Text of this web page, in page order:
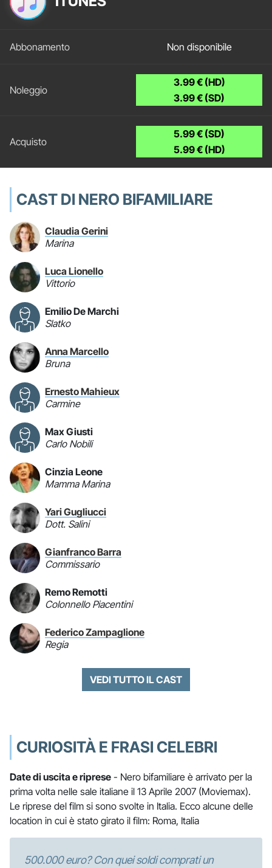
Non disponibile
3.99 € (HD)
3.99 € (SD)
5.99 € (SD)
5.99 € (HD)
CAST DI NERO BIFAMILIARE
Claudia Gerini
Marina
Luca Lionello
Vittorio
Emilio De Marchi
Slatko
Anna Marcello
Bruna
Ernesto Mahieux
Carmine
Max Giusti
Carlo Nobili
Cinzia Leone
Mamma Marina
Yari Gugliucci
Dott. Salini
Gianfranco Barra
Commissario
Remo Remotti
Colonnello Piacentini
Federico Zampaglione
Regia
VEDI TUTTO IL CAST
CURIOSITÀ E FRASI CELEBRI
Date di uscita e riprese - Nero bifamiliare è arrivato per la
prima volta nelle sale italiane il 13 Aprile 2007 (Moviemax).
Le riprese del film si sono svolte in Italia. Ecco alcune delle
location in cui è stato girato il film: Roma, Italia
500.000 euro? Con quei soldi comprati un